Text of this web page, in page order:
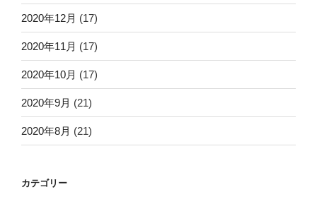
2020年12月 (17)
2020年11月 (17)
2020年10月 (17)
2020年9月 (21)
2020年8月 (21)
カテゴリー